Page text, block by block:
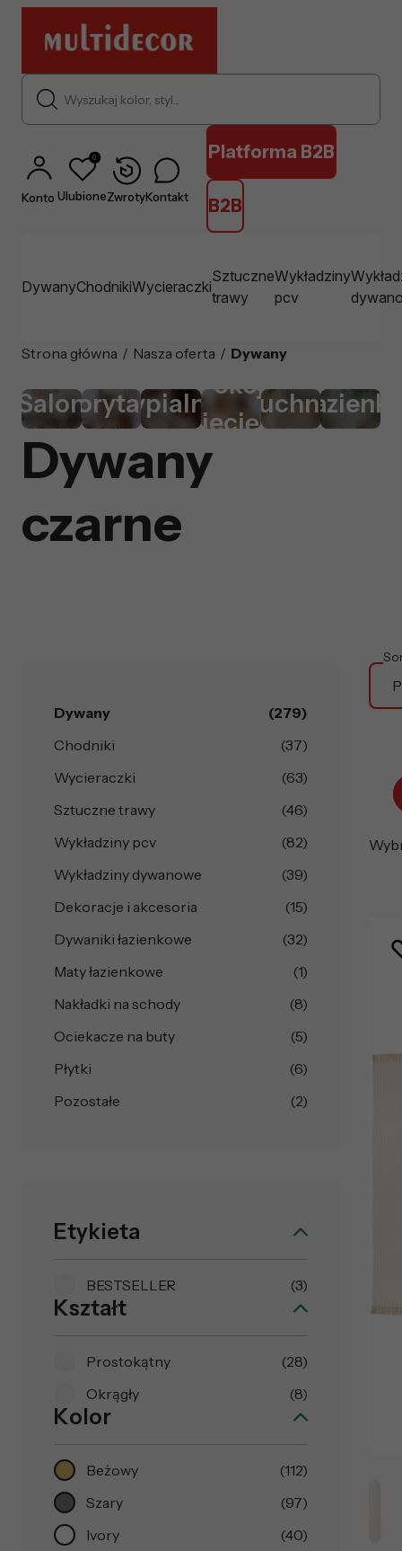
Wyszukaj kolor, styl...
Konto
0
UlubioneZwrotyKontakt
Platforma B2B
B2B
DywanyChodnikiWycieraczki
Sztuczne
trawy
Wykładziny
pcv
Strona główna / Nasza oferta / Dywany
SalonKorytarzSypialnia
Pokój
dziecięcy
Kuchnia
Dywany
czarne
Dywany
(279)
Chodniki
(37)
Wycieraczki
(63)
Sztuczne trawy
(46)
Wykładziny pcv
(82)
Wykładziny dywanowe
(39)
Dekoracje i akcesoria
(15)
Dywaniki łazienkowe
(32)
Maty łazienkowe
(1)
Nakładki na schody
(8)
Ociekacze na buty
(5)
Płytki
(6)
Pozostałe
(2)
Etykieta
BESTSELLER (3)
Kształt
Prostokątny
(28)
Okrągły
(8)
Kolor
Beżowy
(112)
Szary
(97)
Ivory
(40)